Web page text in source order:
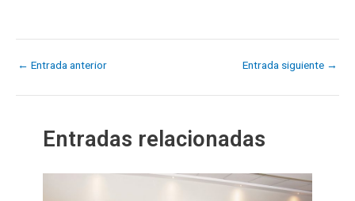
← Entrada anterior Entrada siguiente →
Entradas relacionadas